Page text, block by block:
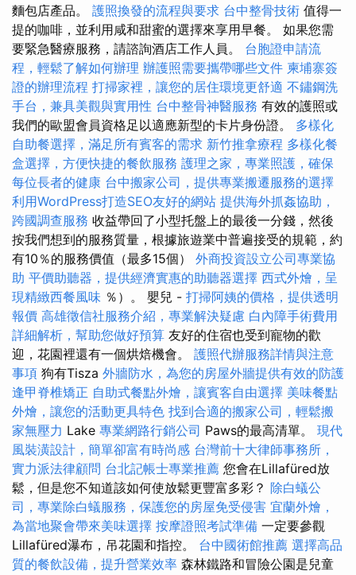
麵包店產品。 護照換發的流程與要求 台中整骨技術 值得一
提的咖啡，並利用咸和甜蜜的選擇來享用早餐。 如果您需
要緊急醫療服務，請諮詢酒店工作人員。 台胞證申請流
程，輕鬆了解如何辦理 辦護照需要攜帶哪些文件 柬埔寨簽
證的辦理流程 打掃家裡，讓您的居住環境更舒適 不鏽鋼洗
手台，兼具美觀與實用性 台中整骨神醫服務 有效的護照或
我們的歐盟會員資格足以適應新型的卡片身份證。 多樣化
自助餐選擇，滿足所有賓客的需求 新竹推拿療程 多樣化餐
盒選擇，方便快捷的餐飲服務 護理之家，專業照護，確保
每位長者的健康 台中搬家公司，提供專業搬遷服務的選擇
利用WordPress打造SEO友好的網站 提供海外抓姦協助，
跨國調查服務 收益帶回了小型托盤上的最後一分錢，然後
按我們想到的服務質量，根據旅遊業中普遍接受的規範，約
有10％的服務價值（最多15個） 外商投資設立公司專業協
助 平價助聽器，提供經濟實惠的助聽器選擇 西式外燴，呈
現精緻西餐風味 ％）。 嬰兒 - 打掃阿姨的價格，提供透明
報價 高雄徵信社服務介紹，專業解決疑慮 白內障手術費用
詳細解析，幫助您做好預算 友好的住宿也受到寵物的歡
迎，花園裡還有一個烘焙機會。 護照代辦服務詳情與注意
事項 狗有Tisza 外牆防水，為您的房屋外牆提供有效的防護
逢甲脊椎矯正 自助式餐點外燴，讓賓客自由選擇 美味餐點
外燴，讓您的活動更具特色 找到合適的搬家公司，輕鬆搬
家無壓力 Lake 專業網路行銷公司 Paws的最高清單。 現代
風裝潢設計，簡單卻富有時尚感 台灣前十大律師事務所，
實力派法律顧問 台北記帳士專業推薦 您會在Lillafüred放
鬆，但是您不知道該如何使放鬆更豐富多彩？ 除白蟻公
司，專業除白蟻服務，保護您的房屋免受侵害 宜蘭外燴，
為當地聚會帶來美味選擇 按摩證照考試準備 一定要參觀
Lillafüred瀑布，吊花園和指控。 台中國術館推薦 選擇高品
質的餐飲設備，提升營業效率 森林鐵路和冒險公園是兒童